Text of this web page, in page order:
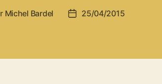
Michel Bardel
Date25/04/2015